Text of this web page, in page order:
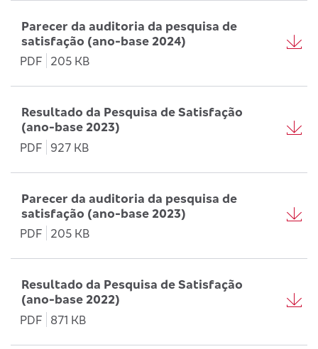
Parecer da auditoria da pesquisa de
satisfação (ano-base 2024)
PDF
205 KB
Resultado da Pesquisa de Satisfação
(ano-base 2023)
PDF
927 KB
Parecer da auditoria da pesquisa de
satisfação (ano-base 2023)
PDF
205 KB
Resultado da Pesquisa de Satisfação
(ano-base 2022)
PDF
871 KB